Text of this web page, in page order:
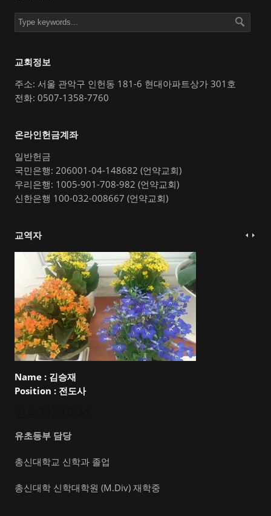
교회정보
주소: 서울 관악구 인헌동 181-6 현대아파트상가 301호
전화: 0507-1358-7760
온라인헌금계좌
일반헌금
국민은행: 206001-04-148682 (언약교회)
우리은행: 1005-901-708-982 (언약교회)
신한은행 100-032-008667 (언약교회)
교역자
Name : 김승재
Position : 전도사
유초등부 담당
총신대학교 신학과 졸업
총신대학 신학대학원 (M.Div) 재학중